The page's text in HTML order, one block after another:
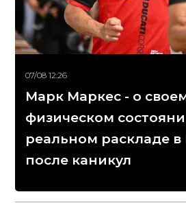
07/08 12:26
Марк Маркес - о
физическом
реальном раскладе в
после каникул